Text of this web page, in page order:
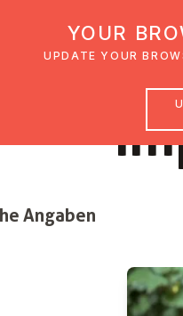
Gemeinden
Angaben
YOUR
UPDATE YOUR